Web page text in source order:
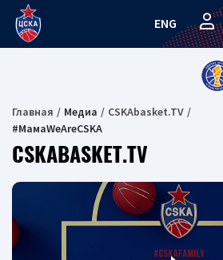
ENG
Главная Медиа
CSKAbasket.TV
#МамаWeAreCSKA
CSKABASKET.TV